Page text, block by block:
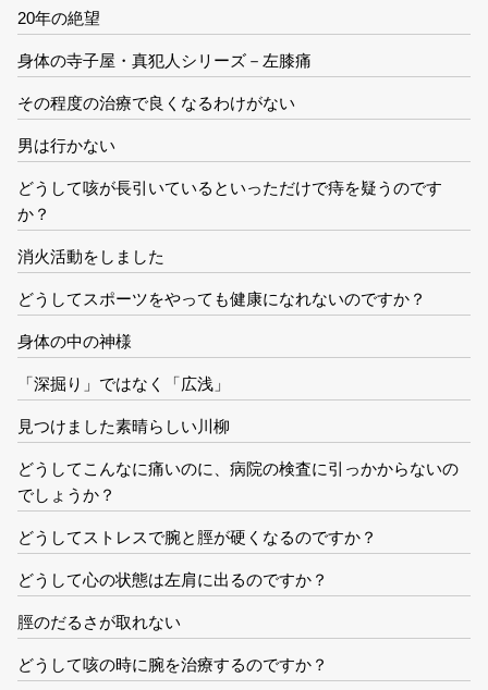
20年の絶望
身体の寺子屋・真犯人シリーズ－左膝痛
その程度の治療で良くなるわけがない
男は行かない
どうして咳が長引いているといっただけで痔を疑うのです
か？
消火活動をしました
どうしてスポーツをやっても健康になれないのですか？
身体の中の神様
「深掘り」ではなく「広浅」
見つけました素晴らしい川柳
どうしてこんなに痛いのに、病院の検査に引っかからないの
でしょうか？
どうしてストレスで腕と脛が硬くなるのですか？
どうして心の状態は左肩に出るのですか？
脛のだるさが取れない
どうして咳の時に腕を治療するのですか？